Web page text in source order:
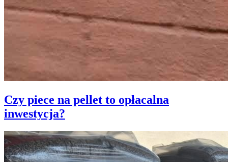
Czy piece na pellet to opłacalna
inwestycja?